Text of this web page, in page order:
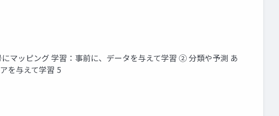
マッピング 学習：事前に、データを与えて学習 ② 分類や予測 あ
を与えて学習 5